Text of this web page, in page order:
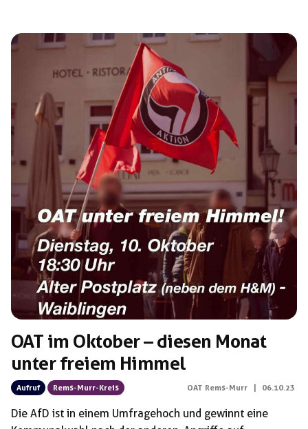
ihrem Programm noch mehr Aufrüstung, noch höhere
Rüstungsausgaben, eine noch schärfere Umverteilung
von Unten nach […]
OAT im Oktober – diesen Monat
unter freiem Himmel
Aufruf Rems-Murr-Kreis OAT Rems-Murr 06.10.23
Die AfD ist in einem Umfragehoch und gewinnt eine